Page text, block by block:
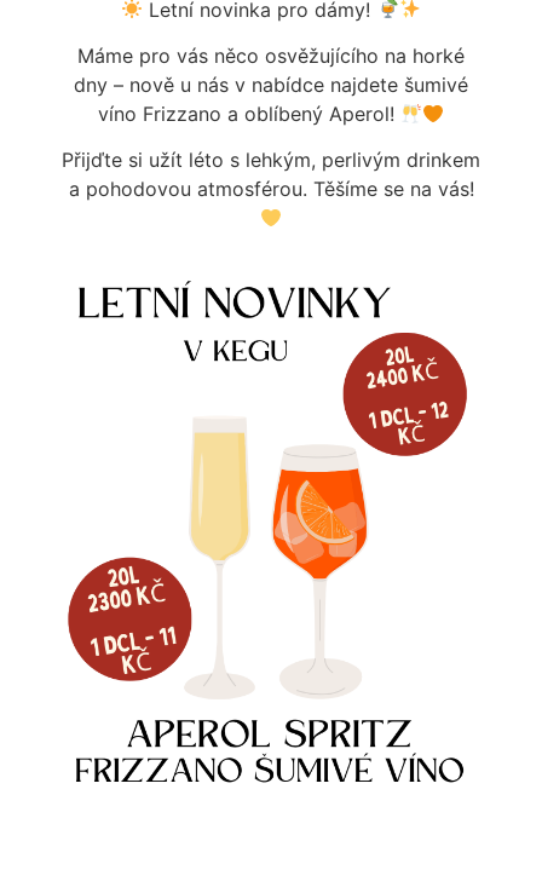
13 599Kč
Dostupné na objednávku
Více informací
Dostupné na objednávku
Více informací
STOJAN LINDR T ZL.3XKOH.
Více informací
STOJAN LINDR NAKED 1X KOH.,
TAPLITE
7 649Kč
Dostupné na objednávku
Letní novinka pro dámy!
Máme pro vás něco osvěžujícího na horké
dny – nově u nás v nabídce najdete šumivé
víno Frizzano a oblíbený Aperol!
Přijďte si užít léto s lehkým, perlivým drinkem
a pohodovou atmosférou. Těšíme se na vás!